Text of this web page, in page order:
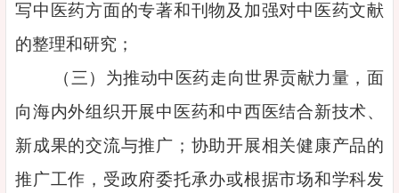
写中医药方面的专著和刊物及加强对中医药文献
的整理和研究；
（三）为推动中医药走向世界贡献力量，面
向海内外组织开展中医药和中西医结合新技术、
新成果的交流与推广；协助开展相关健康产品的
推广工作，受政府委托承办或根据市场和学科发